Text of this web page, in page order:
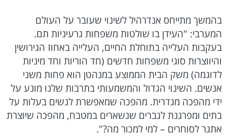
בהמשך מתייחס אנדרהיל לשינוי שעובר על העולם
המערבי: "העידן בו שולטות משפחות גרעיניות תם.
בעקבות העלייה בתוחלת החיים, העלייה באחוז הגירושין
והיווצרות סוגי משפחות חדשים (חד הוריות וחד מיניות
לדוגמה) משק הבית הממוצע במנהטן הוא פחות משני
אנשים. השינוי הגדול והמשמעותי בתרבות שלנו מונע על
ידי מהפכה מגדרית. מהפכה שמאפשרת לנשים בעלות על
בתים ומפרגנת לגברים שנשארים במטבח, מהפכה שיוצרת
אתגר לסוחרים – למי למכור מה?".